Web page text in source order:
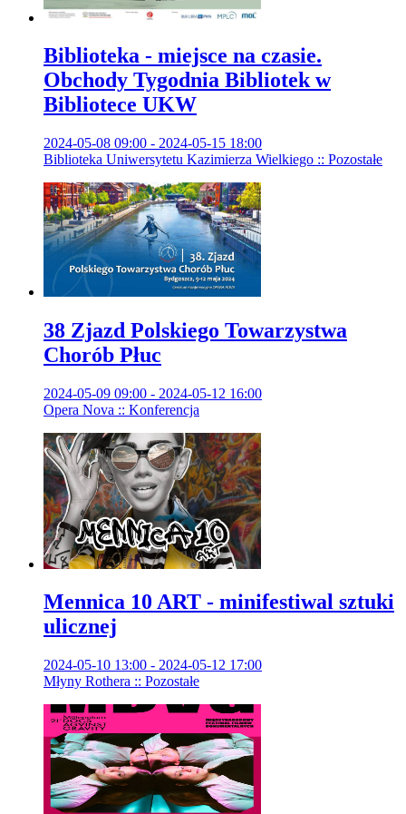
Biblioteka - miejsce na czasie.
Obchody Tygodnia Bibliotek w
Bibliotece UKW
2024-05-08 09:00 - 2024-05-15 18:00
Biblioteka Uniwersytetu Kazimierza Wielkiego :: Pozostałe
38 Zjazd Polskiego Towarzystwa
Chorób Płuc
2024-05-09 09:00 - 2024-05-12 16:00
Opera Nova :: Konferencja
Mennica 10 ART - minifestiwal sztuki
ulicznej
2024-05-10 13:00 - 2024-05-12 17:00
Młyny Rothera :: Pozostałe